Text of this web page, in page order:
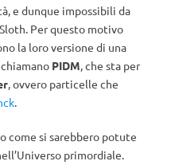
e dunque impossibili da
Per questo motivo
la loro versione di una
PIDM, che sta per
, ovvero particelle che
.
come si sarebbero potute
primordiale.